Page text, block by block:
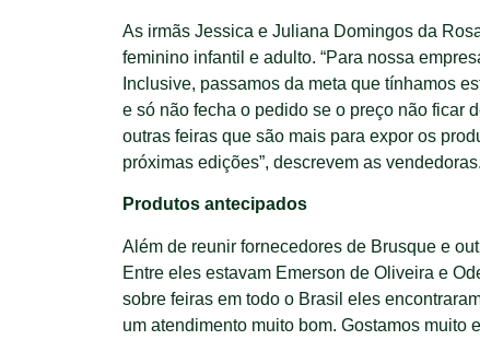
As irmãs Jessica e Juliana Domingos da
feminino infantil e adulto. “Para nossa
Inclusive, passamos da meta que tínhamos
e só não fecha o pedido se o preço não ficar
outras feiras que são mais para expor os
próximas edições”, descrevem as vendedoras.
Produtos antecipados
Além de reunir fornecedores de Brusque e
Entre eles estavam Emerson de Oliveira e
sobre feiras em todo o Brasil eles
um atendimento muito bom. Gostamos